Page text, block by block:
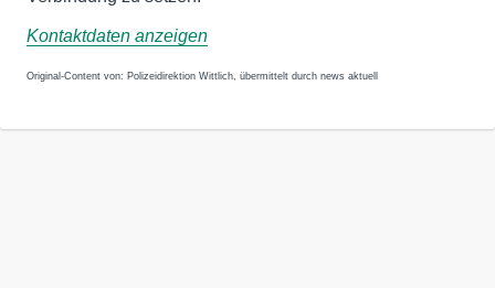
Kontaktdaten anzeigen
Original-Content von: Polizeidirektion Wittlich, übermittelt durch news aktuell